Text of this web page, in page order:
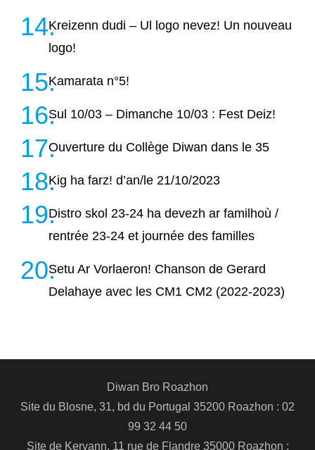
Kreizenn dudi – Ul logo nevez! Un nouveau
logo!
Kamarata n°5!
Sul 10/03 – Dimanche 10/03 : Fest Deiz!
Ouverture du Collège Diwan dans le 35
Kig ha farz! d’an/le 21/10/2023
Distro skol 23-24 ha devezh ar familhoù /
rentrée 23-24 et journée des familles
Setu Ar Vorlaeron! Chanson de Gerard
Delahaye avec les CM1 CM2 (2022-2023)
Diwan Bro Roazhon
Site du Blosne, 31, bd du Portugal 35200 Roazhon : 02
99 32 44 50
Site de Keryann, 11 rue de Flandre 35000 Roazhon :